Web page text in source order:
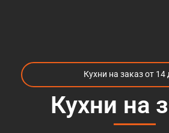
предложить альтернативные
варианты, которые могут
стоимости при необходимости.
Те, кто уже пробовали
заказать
, сталкивались с
Кухни на заказ от 14
Кухни на